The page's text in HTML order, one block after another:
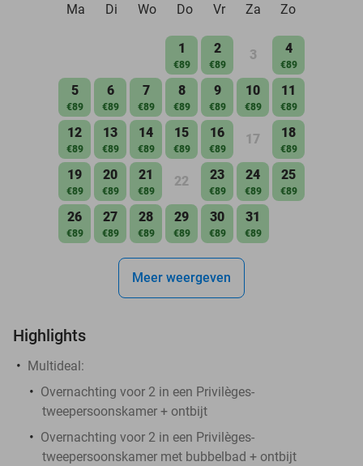
Ma
Di Wo Do Vr Za Zo
1
€89
2
€89
3 4
€89
5
€89
6
€89
7
€89
8
€89
9
€89
10
€89
11
€89
12
€89
13
€89
14
€89
15
€89
16
€89
17 18
€89
19
€89
20
€89
21
€89
22 23
€89
24
€89
25
€89
26
€89
27
€89
28
€89
29
€89
30
€89
31
€89
Meer weergeven
Highlights
Multideal:
Overnachting voor 2 in een Privilèges-
tweepersoonskamer + ontbijt
Overnachting voor 2 in een Privilèges-
tweepersoonskamer met bubbelbad + ontbijt